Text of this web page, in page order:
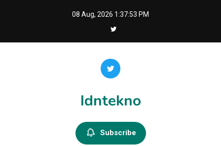
08 Aug, 2026 1:37:53 PM
Idntekno
Subscribe